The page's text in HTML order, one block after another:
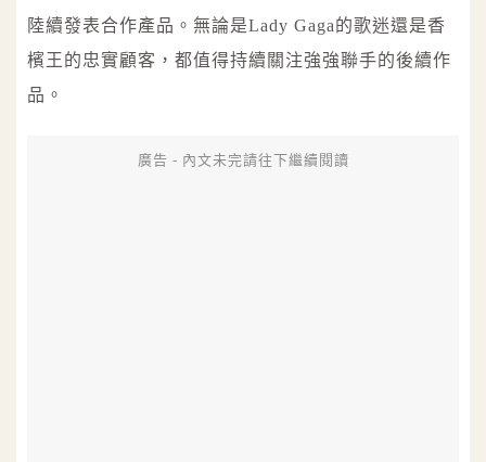
陸續發表合作產品。無論是Lady Gaga的歌迷還是香
檳王的忠實顧客，都值得持續關注強強聯手的後續作
品。
廣告 - 內文未完請往下繼續閱讀